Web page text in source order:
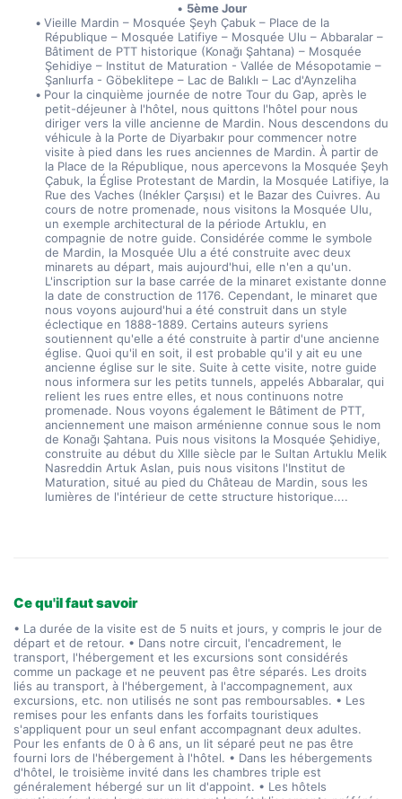
5ème Jour
Vieille Mardin – Mosquée Şeyh Çabuk – Place de la
République – Mosquée Latifiye – Mosquée Ulu – Abbaralar –
Bâtiment de PTT historique (Konağı Şahtana) – Mosquée
Şehidiye – Institut de Maturation - Vallée de Mésopotamie –
Şanlıurfa - Göbeklitepe – Lac de Balıklı – Lac d'Aynzeliha
Pour la cinquième journée de notre Tour du Gap, après le
petit-déjeuner à l'hôtel, nous quittons l'hôtel pour nous
diriger vers la ville ancienne de Mardin. Nous descendons du
véhicule à la Porte de Diyarbakır pour commencer notre
visite à pied dans les rues anciennes de Mardin. À partir de
la Place de la République, nous apercevons la Mosquée Şeyh
Çabuk, la Église Protestant de Mardin, la Mosquée Latifiye, la
Rue des Vaches (Inékler Çarşısı) et le Bazar des Cuivres. Au
cours de notre promenade, nous visitons la Mosquée Ulu,
un exemple architectural de la période Artuklu, en
compagnie de notre guide. Considérée comme le symbole
de Mardin, la Mosquée Ulu a été construite avec deux
minarets au départ, mais aujourd'hui, elle n'en a qu'un.
L'inscription sur la base carrée de la minaret existante donne
la date de construction de 1176. Cependant, le minaret que
nous voyons aujourd'hui a été construit dans un style
éclectique en 1888-1889. Certains auteurs syriens
soutiennent qu'elle a été construite à partir d'une ancienne
église. Quoi qu'il en soit, il est probable qu'il y ait eu une
ancienne église sur le site. Suite à cette visite, notre guide
nous informera sur les petits tunnels, appelés Abbaralar, qui
relient les rues entre elles, et nous continuons notre
promenade. Nous voyons également le Bâtiment de PTT,
anciennement une maison arménienne connue sous le nom
de Konağı Şahtana. Puis nous visitons la Mosquée Şehidiye,
construite au début du XIIIe siècle par le Sultan Artuklu Melik
Nasreddin Artuk Aslan, puis nous visitons l'Institut de
Maturation, situé au pied du Château de Mardin, sous les
lumières de l'intérieur de cette structure historique....
Ce qu'il faut savoir
• La durée de la visite est de 5 nuits et jours, y compris le jour de départ et de retour. • Dans notre circuit, l'encadrement, le transport, l'hébergement et les excursions sont considérés comme un package et ne peuvent pas être séparés. Les droits liés au transport, à l'hébergement, à l'accompagnement, aux excursions, etc. non utilisés ne sont pas remboursables. • Les remises pour les enfants dans les forfaits touristiques s'appliquent pour un seul enfant accompagnant deux adultes. Pour les enfants de 0 à 6 ans, un lit séparé peut ne pas être fourni lors de l'hébergement à l'hôtel. • Dans les hébergements d'hôtel, le troisième invité dans les chambres triple est généralement hébergé sur un lit d'appoint. • Les hôtels mentionnés dans le programme sont les établissements préférés de TURDAN TURA. Les hôtels et les régions d'hébergement peuvent être modifiés selon la disponibilité, tant que les normes hôtelières restent les mêmes. Les noms des hôtels seront communiqués au plus tard 48 heures avant le départ, s'ils sont demandés. • Les chambres d'hôtel sont déterminées par l'hôtel, il n'est pas possible de choisir entre les chambres. • Nos lieux de pause peuvent changer en fonction de la densité, des rénovations, etc., à condition que leur position et leurs normes de service restent les mêmes. • Dans le calendrier du programme (l'ordre des points d'intérêt à visiter ou entre les jours), en cas de conditions météorologiques, de circulation routière ou de densité dans les lieux visités, le guide peut effectuer des changements jugés nécessaires. • Notre société n'est pas responsable des lieux qui ne peuvent pas être visités dans le programme en raison de circonstances indépendantes de notre volonté (météo, circulation, densité des lieux visités, etc.) ou du non-respect par les participants des horaires donnés par le guide pendant le circuit. En tel cas, le participant ne peut pas revendiquer ses droits. • Dans nos circuits avec vol, les aéroports de la région peuvent être modifiés de manière à ne pas affecter les points d'intérêt du programme. En cas de tels changements, des informations seront fournies au participant avec les billets d'avion par TURDAN TURA. Si le changement d'aéroport n'entraîne pas d'absence dans le programme, le participant n'aura aucun droit de recours. • Dans nos circuits aériens, notre société n'est pas responsable des retards dus à des conditions météorologiques ou à des causes liées à la compagnie aérienne. Dans ce cas, le participant ne peut pas revendiquer ses droits. • Dans nos circuits aériens, notre société n'est pas responsable des changements effectués par les compagnies aériennes concernant les horaires de vol. Les changements d'horaires de vol seront communiqués au participant par notre société. • Dans nos tours aériens, notre guide pourra accueillir les participants à l'aéroport régional. Les formalités d'embarquement doivent être effectuées individuellement à l'aéroport. Dans ce cas, des informations seront fournies aux participants un jour à l'avance par TURDAN TURA. • Dans nos circuits aériens et en autobus, les participants venant d'autres villes peuvent rejoindre le tour depuis l'aéroport de manière groupée. Dans ces cas, des attentes peuvent se produire à l'aéroport en raison des horaires de vol. • Tous nos circuits appliquent un système de tarification graduelle. Les prix des tours peuvent augmenter progressivement avec l'augmentation du nombre de réservations dans le forfait et à l'approche des dates. TURDAN TURA se réserve le droit d'augmenter les prix. Dans ce cas, il n'est pas possible de fixer le prix sans payer un acompte. • Lors de la réservation, il est impossible de garantir un numéro de siège. Les notes prises lors de la réservation ne garantissent pas un choix. Aucune sélection de sièges spéciaux comme devant ou derrière n'est possible. • L'agencement des sièges dans le véhicule est établi par l'opération de TURDAN TURA, en tenant compte de l'ordre de réservation. En cas de réclamations concernant l'emplacement des sièges, le remboursement n'est pas possible. Tous les sièges de nos véhicules sont de la même norme. • Les visites nocturnes et autres visites supplémentaires mentionnées dans le programme sont réalisées en fonction du nombre de participants et des conditions du personnel. Les visites supplémentaires prévues sur la route seront réalisées même si tous les participants ne participent pas. Les participants qui ne participeront pas aux visites supplémentaires seront dirigés vers des zones de repos ou le centre-ville par notre guide. Les participants qui ne participent pas aux visites supplémentaires acceptent d'attendre au point de pause. • En cas d'annulation d'une visite supplémentaire pour quelconque raison, le participant ne pourra pas revendiquer des droits. TURDAN TURA n'a aucune responsabilité dans ce cas. • Les prix des visites supplémentaires peuvent varier selon les périodes. Dans ce cas, le tarif valide sera celui de la date du voyage, et non de la date d'achat du tour. Le participant accepte cela en achetant le tour. • TURDAN TURA ne peut être tenu responsable des dommages matériels causés par les participants lors de l'utilisation des services fournis par les véhicules, hôtels, restaurants et fournisseurs. Les établissements se réservent le droit de réclamer des dommages causés par les participants. • Pour les enfants de moins de 18 ans qui ne sont pas accompagnés de l'un ou des deux parents, il est obligatoire d'avoir un document de consentement avec eux pendant le voyage. • Les participants au voyage doivent avoir avec eux des rapports concernant leurs problèmes de santé, état de grossesse, médicaments qu'ils prennent régulièrement. • Des retards peuvent se produire aux heures de départ en raison de conditions de trafic, d'accidents, etc. • Les informations concernant les heures d'arrivée à la fin du tour sont estimées, et notre société n'est pas responsable des retards pouvant survenir pour des raisons indépendantes de notre volonté. • À la fin du tour, les participants seront déposés du côté opposé aux arrêts où ils ont été pris en charge. Merci de ne pas insister pour descendre à un autre endroit auprès du personnel du véhicule. • Conformément à la législation sur la circulation, tous les passagers à bord doivent attacher leur ceinture de sécurité pendant le voyage, sinon TURDAN TURA ne peut être tenu responsable. • La responsabilité de tous les effets personnels à bord du véhicule incombe aux passagers lors des pauses. • Comme la première journée commencera avant d'entrer dans l'hôtel, il est recommandé de préparer séparément les objets dont vous aurez besoin. • Étant donné que des guichets automatiques, bureaux de change, etc. ne sont pas toujours disponibles pendant l'intensité du programme, il est conseillé de bien se préparer. • Le programme pourra nécessiter de parcourir de longues distances. Les informations nécessaires seront fournies par le guide dans le véhicule. • Les déjeuners seront composés de menus économiques typiques de la région. Les déjeuners et dîners peuvent nécessiter l'utilisation de tables séparées en fonction de la densité de la région. • Les itinéraires de début et de fin de nos circuits sont déterminés en fonction de la densité de la région. Les participants peuvent apprendre l'itinéraire de début et de fin de leur choix jusqu'à 2 jours avant le début de la visite. • Si le circuit n'atteint pas le nombre suffisant de participants, l'agence doit informer le participant et, selon son souhait, le circuit peut être reporté à la prochaine date ou annulé. Ou des billets peuvent être émis pour le point de départ le plus proche pour permettre la participation du participant. Dans ce cas, l'agence est tenue d'informer le participant trois (3) jours à l'avance par téléphone, SMS ou e-mail. Le participant ne pourra pas revendiquer ses droits dans une telle situation. • En cas d'annulation ou de modification sans justification par le participant plus de 30 jours avant la date de début du service, le montant payé sera remboursé au participant. Des frais de 30% du montant de réservation seront appliqués pour les annulations ou modifications effectuées entre 29 et 15 jours avant la date de départ ; 50% du montant de réservation pour les annulations ou modifications entre 15 et 7 jours ; et 100% du montant de réservation pour les annulations ou modifications effectuées 7 jours ou moins avant la date de départ. • Les participants ayant acheté le Pack Annulation, Remboursement et Garantie peuvent annuler le tour acheté sans indiquer de raison jusqu'à 72 heures avant la date de début du tour, sans aucune déduction. Ce pack ne couvre pas les billets d'avion. • Les frais d'entrée aux musées et aux sites historiques ne sont pas inclus dans le prix du tour. Tous les frais d'entrée aux musées doivent être réglés par les participants. **PAQUET D'ANNULATION, REMBOURSEMENT ET GARANTIE** Le Pack Annulation, Remboursement et Garantie permet au participant d'annuler et de modifier le tour qu'il a acheté sans aucune raison jusqu'à 72 heures avant la date de début du tour. Après l'annulation, l'ensemble du montant payé pour le forfait tour sera remboursé sans aucune déduction, selon le mode de paiement utilisé. Ce Pack d'Annulation, Remboursement et Garantie ne couvre pas le transport aérien des circuits aériens. Les participants désireux d'acquérir ce pack peuvent l'ajouter en supplément à leur réservation lors de la réservation. **ASSURANCE DE VOYAGE OBLIGATOIRE N° 1618** L'assurance de voyage obligatoire n° 1618 couvre la faillite de l'agence ou la non-prestation du service du circuit pour toute raison. Elle est incluse dans le prix du circuit. Ce n'est pas une assurance santé et ne couvre pas les frais de traitement. L'assurance santé privée est à la charge du participant. **NOS MOYENS DE TRANSPORT** Nos mo